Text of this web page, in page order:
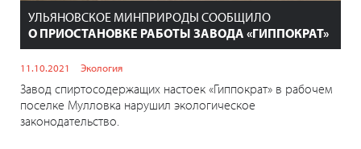
УЛЬЯНОВСКОЕ МИНПРИРОДЫ СООБЩИЛО
О ПРИОСТАНОВКЕ РАБОТЫ ЗАВОДА «ГИППОКРАТ»
11.10.2021 Экология
Завод спиртосодержащих настоек «Гиппократ» в рабочем
поселке Мулловка нарушил экологическое
законодательство.